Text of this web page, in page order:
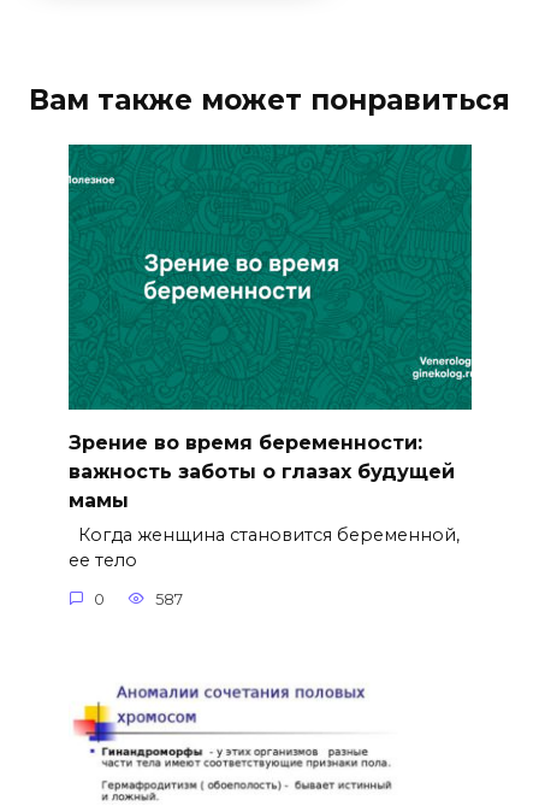
Вам также может понравиться
Зрение во время беременности:
важность заботы о глазах будущей
мамы
Когда женщина становится беременной,
ее тело
0 587